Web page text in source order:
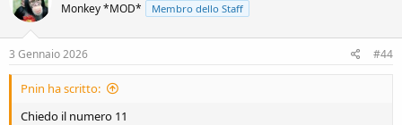
i
o
n
s
Monkey *MOD* Membro dello Staff
3 Gennaio 2026 #44
Pnin ha scritto:
Chiedo il numero 11